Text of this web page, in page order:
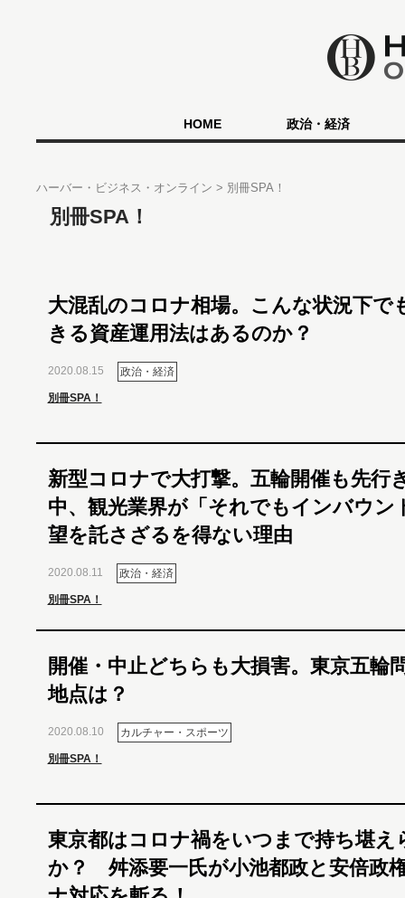
HOME 政治・経済
ハーバー・ビジネス・オンライン 別冊SPA！
別冊SPA！
大混乱のコロナ相場。こんな状況下で
きる資産運用法はあるのか？
2020.08.15 政治・経済
別冊SPA！
新型コロナで大打撃。五輪開催も先行
中、観光業界が「それでもインバウン
望を託さざるを得ない理由
2020.08.11 政治・経済
別冊SPA！
開催・中止どちらも大損害。東京五輪
地点は？
2020.08.10 カルチャー・スポーツ
別冊SPA！
東京都はコロナ禍をいつまで持ち堪え
か？ 舛添要一氏が小池都政と安倍政